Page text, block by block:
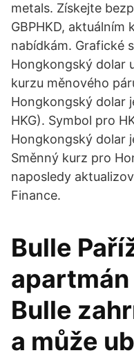
metals. Získejte
GBPHKD, aktuálním
nabídkám. Grafické
Hongkongský dolar
kurzu měnového
Hongkongský dolar
HKG). Symbol pro
Hongkongský dolar
Směnný kurz pro
naposledy
Finance.
Bulle
Bulle
a může